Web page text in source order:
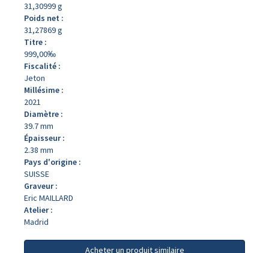
31,30999 g
Poids net :
31,27869 g
Titre :
999,00‰
Fiscalité :
Jeton
Millésime :
2021
Diamètre :
39.7 mm
Épaisseur :
2.38 mm
Pays d'origine :
SUISSE
Graveur :
Eric MAILLARD
Atelier :
Madrid
Acheter un produit similaire